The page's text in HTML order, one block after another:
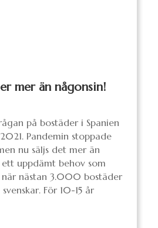
mer än någonsin!
på bostäder i Spanien
Pandemin stoppade
nu säljs det mer än
uppdämt behov som
när nästan 3.000 bostäder
För 10-15 år